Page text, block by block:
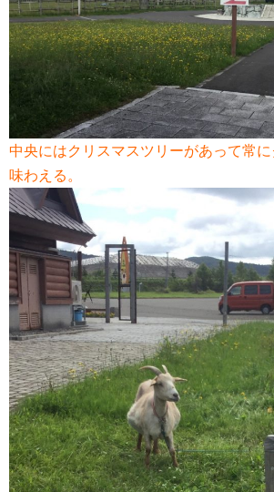
中央にはクリスマスツリーがあって常
味わえる。